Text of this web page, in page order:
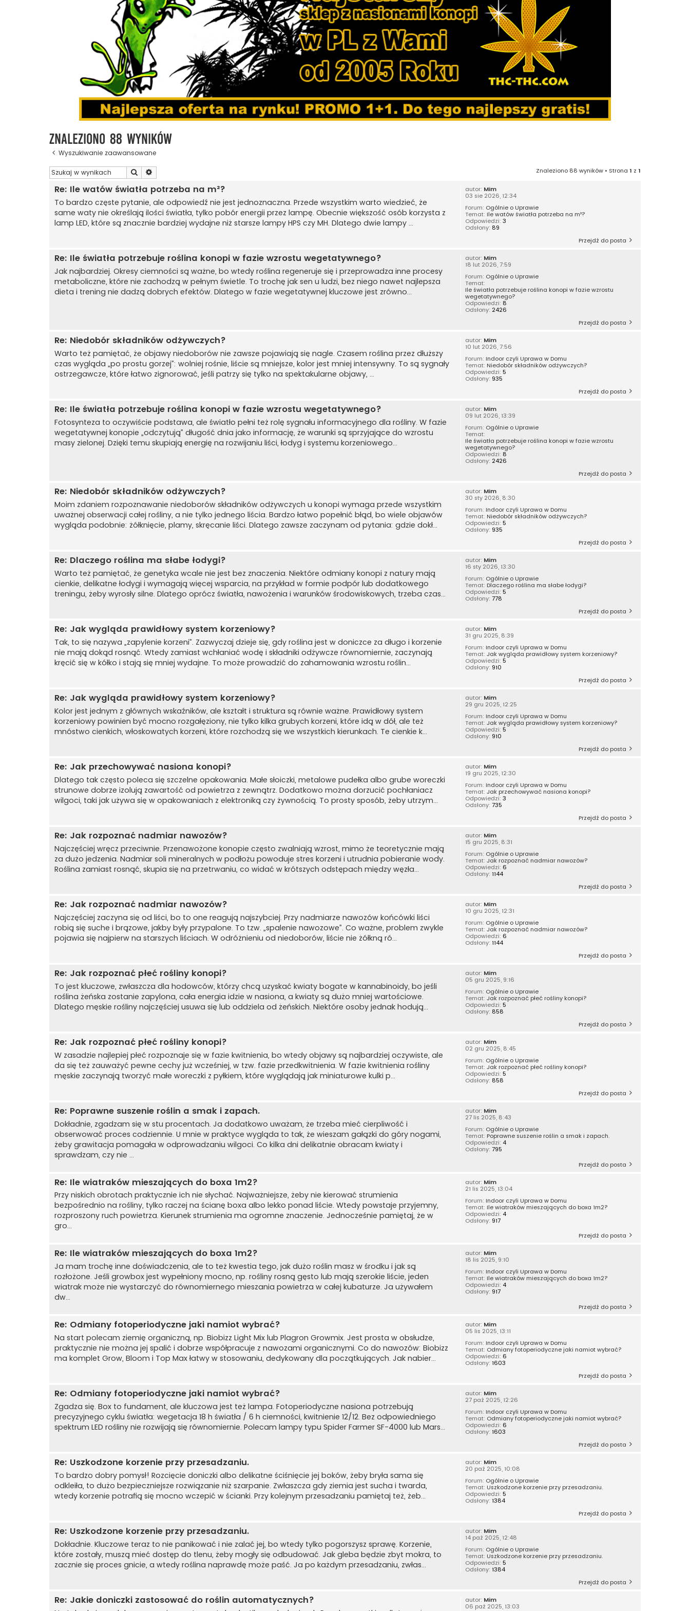
Znaleziono 88 wyników
Wyszukiwanie zaawansowane
Szukaj Znaleziono 88 wyników • Strona 1 z 1
autor: Mim
03 sie 2026, 12:34
Forum: Ogólnie o Uprawie
Temat: Ile watów światła potrzeba na m²?
Odpowiedzi:3
Odsłony: 89
Re: Ile watów światła potrzeba na m²?
To bardzo częste pytanie, ale odpowiedź nie jest jednoznaczna. Przede wszystkim warto wiedzieć, że
same waty nie określają ilości światła, tylko pobór energii przez lampę. Obecnie większość osób korzysta z
lamp LED, które są znacznie bardziej wydajne niż starsze lampy HPS czy MH. Dlatego dwie lampy ...
Przejdź do posta
autor: Mim
18 lut 2026, 7:59
Forum: Ogólnie o Uprawie
Temat:
Ile światła potrzebuje roślina konopi w fazie wzrostu
wegetatywnego?
Odpowiedzi: 8
Odsłony: 2426
Re: Ile światła potrzebuje roślina konopi w fazie wzrostu wegetatywnego?
Jak najbardziej. Okresy ciemności są ważne, bo wtedy roślina regeneruje się i przeprowadza inne procesy
metaboliczne, które nie zachodzą w pełnym świetle. To trochę jak sen u ludzi, bez niego nawet najlepsza
dieta i trening nie dadzą dobrych efektów. Dlatego w fazie wegetatywnej kluczowe jest zrówno...
Przejdź do posta
autor: Mim
10 lut 2026, 7:56
Forum: Indoor czyli Uprawa w Domu
Temat: Niedobór składników odżywczych?
Odpowiedzi:5
Odsłony: 935
Re: Niedobór składników odżywczych?
Warto też pamiętać, że objawy niedoborów nie zawsze pojawiają się nagle. Czasem roślina przez dłuższy
czas wygląda „po prostu gorzej”: wolniej rośnie, liście są mniejsze, kolor jest mniej intensywny. To są sygnały
ostrzegawcze, które łatwo zignorować, jeśli patrzy się tylko na spektakularne objawy, ...
Przejdź do posta
autor: Mim
09 lut 2026, 13:39
Forum: Ogólnie o Uprawie
Temat:
Ile światła potrzebuje roślina konopi w fazie wzrostu
wegetatywnego?
Odpowiedzi: 8
Odsłony: 2426
Re: Ile światła potrzebuje roślina konopi w fazie wzrostu wegetatywnego?
Fotosynteza to oczywiście podstawa, ale światło pełni też rolę sygnału informacyjnego dla rośliny. W fazie
wegetatywnej konopie „odczytują” długość dnia jako informację, że warunki są sprzyjające do wzrostu
masy zielonej. Dzięki temu skupiają energię na rozwijaniu liści, łodyg i systemu korzeniowego...
Przejdź do posta
autor: Mim
30 sty 2026, 8:30
Forum: Indoor czyli Uprawa w Domu
Temat: Niedobór składników odżywczych?
Odpowiedzi:5
Odsłony: 935
Re: Niedobór składników odżywczych?
Moim zdaniem rozpoznawanie niedoborów składników odżywczych u konopi wymaga przede wszystkim
uważnej obserwacji całej rośliny, a nie tylko jednego liścia. Bardzo łatwo popełnić błąd, bo wiele objawów
wygląda podobnie: żółknięcie, plamy, skręcanie liści. Dlatego zawsze zaczynam od pytania: gdzie dokł...
Przejdź do posta
autor: Mim
16 sty 2026, 13:30
Forum: Ogólnie o Uprawie
Temat: Dlaczego roślina ma słabe łodygi?
Odpowiedzi:5
Odsłony:778
Re: Dlaczego roślina ma słabe łodygi?
Warto też pamiętać, że genetyka wcale nie jest bez znaczenia. Niektóre odmiany konopi z natury mają
cienkie, delikatne łodygi i wymagają więcej wsparcia, na przykład w formie podpór lub dodatkowego
treningu, żeby wyrosły silne. Dlatego oprócz światła, nawożenia i warunków środowiskowych, trzeba czas...
Przejdź do posta
autor: Mim
31 gru 2025, 8:39
Forum: Indoor czyli Uprawa w Domu
Temat:Jak wygląda prawidłowy system korzeniowy?
Odpowiedzi:5
Odsłony: 910
Re: Jak wygląda prawidłowy system korzeniowy?
Tak, to się nazywa „zapylenie korzeni”. Zazwyczaj dzieje się, gdy roślina jest w doniczce za długo i korzenie
nie mają dokąd rosnąć. Wtedy zamiast wchłaniać wodę i składniki odżywcze równomiernie, zaczynają
kręcić się w kółko i stają się mniej wydajne. To może prowadzić do zahamowania wzrostu roślin...
Przejdź do posta
autor: Mim
29 gru 2025, 12:25
Forum: Indoor czyli Uprawa w Domu
Temat:Jak wygląda prawidłowy system korzeniowy?
Odpowiedzi:5
Odsłony: 910
Re: Jak wygląda prawidłowy system korzeniowy?
Kolor jest jednym z głównych wskaźników, ale kształt i struktura są równie ważne. Prawidłowy system
korzeniowy powinien być mocno rozgałęziony, nie tylko kilka grubych korzeni, które idą w dół, ale też
mnóstwo cienkich, włoskowatych korzeni, które rozchodzą się we wszystkich kierunkach. Te cienkie k...
Przejdź do posta
autor: Mim
19 gru 2025, 12:30
Forum: Indoor czyli Uprawa w Domu
Temat:Jak przechowywać nasiona konopi?
Odpowiedzi:3
Odsłony:735
Re: Jak przechowywać nasiona konopi?
Dlatego tak często poleca się szczelne opakowania. Małe słoiczki, metalowe pudełka albo grube woreczki
strunowe dobrze izolują zawartość od powietrza z zewnątrz. Dodatkowo można dorzucić pochłaniacz
wilgoci, taki jak używa się w opakowaniach z elektroniką czy żywnością. To prosty sposób, żeby utrzym...
Przejdź do posta
autor: Mim
15 gru 2025, 8:31
Forum: Ogólnie o Uprawie
Temat:Jak rozpoznać nadmiar nawozów?
Odpowiedzi: 6
Odsłony: 1144
Re: Jak rozpoznać nadmiar nawozów?
Najczęściej wręcz przeciwnie. Przenawożone konopie często zwalniają wzrost, mimo że teoretycznie mają
za dużo jedzenia. Nadmiar soli mineralnych w podłożu powoduje stres korzeni i utrudnia pobieranie wody.
Roślina zamiast rosnąć, skupia się na przetrwaniu, co widać w krótszych odstępach między węzła...
Przejdź do posta
autor: Mim
10 gru 2025, 12:31
Forum: Ogólnie o Uprawie
Temat:Jak rozpoznać nadmiar nawozów?
Odpowiedzi: 6
Odsłony: 1144
Re: Jak rozpoznać nadmiar nawozów?
Najczęściej zaczyna się od liści, bo to one reagują najszybciej. Przy nadmiarze nawozów końcówki liści
robią się suche i brązowe, jakby były przypalone. To tzw. „spalenie nawozowe”. Co ważne, problem zwykle
pojawia się najpierw na starszych liściach. W odróżnieniu od niedoborów, liście nie żółkną ró...
Przejdź do posta
autor: Mim
05 gru 2025, 9:16
Forum: Ogólnie o Uprawie
Temat:Jak rozpoznać płeć rośliny konopi?
Odpowiedzi:5
Odsłony: 858
Re: Jak rozpoznać płeć rośliny konopi?
To jest kluczowe, zwłaszcza dla hodowców, którzy chcą uzyskać kwiaty bogate w kannabinoidy, bo jeśli
roślina żeńska zostanie zapylona, cała energia idzie w nasiona, a kwiaty są dużo mniej wartościowe.
Dlatego męskie rośliny najczęściej usuwa się lub oddziela od żeńskich. Niektóre osoby jednak hodują...
Przejdź do posta
autor: Mim
02 gru 2025, 8:45
Forum: Ogólnie o Uprawie
Temat:Jak rozpoznać płeć rośliny konopi?
Odpowiedzi:5
Odsłony: 858
Re: Jak rozpoznać płeć rośliny konopi?
W zasadzie najlepiej płeć rozpoznaje się w fazie kwitnienia, bo wtedy objawy są najbardziej oczywiste, ale
da się też zauważyć pewne cechy już wcześniej, w tzw. fazie przedkwitnienia. W fazie kwitnienia rośliny
męskie zaczynają tworzyć małe woreczki z pyłkiem, które wyglądają jak miniaturowe kulki p...
Przejdź do posta
autor: Mim
27 lis 2025, 8:43
Forum: Ogólnie o Uprawie
Temat: Poprawne suszenie roślin a smak i zapach.
Odpowiedzi: 4
Odsłony:795
Re: Poprawne suszenie roślin a smak i zapach.
Dokładnie, zgadzam się w stu procentach. Ja dodatkowo uważam, że trzeba mieć cierpliwość i
obserwować proces codziennie. U mnie w praktyce wygląda to tak, że wieszam gałązki do góry nogami,
żeby grawitacja pomagała w odprowadzaniu wilgoci. Co kilka dni delikatnie obracam kwiaty i
sprawdzam, czy nie ...
Przejdź do posta
autor: Mim
21 lis 2025, 13:04
Forum: Indoor czyli Uprawa w Domu
Temat: Ile wiatraków mieszających do boxa 1m2?
Odpowiedzi: 4
Odsłony: 917
Re: Ile wiatraków mieszających do boxa 1m2?
Przy niskich obrotach praktycznie ich nie słychać. Najważniejsze, żeby nie kierować strumienia
bezpośrednio na rośliny, tylko raczej na ścianę boxa albo lekko ponad liście. Wtedy powstaje przyjemny,
rozproszony ruch powietrza. Kierunek strumienia ma ogromne znaczenie. Jednocześnie pamiętaj, że w
gro...
Przejdź do posta
autor: Mim
18 lis 2025, 9:10
Forum: Indoor czyli Uprawa w Domu
Temat: Ile wiatraków mieszających do boxa 1m2?
Odpowiedzi: 4
Odsłony: 917
Re: Ile wiatraków mieszających do boxa 1m2?
Ja mam trochę inne doświadczenia, ale to też kwestia tego, jak dużo roślin masz w środku i jak są
rozłożone. Jeśli growbox jest wypełniony mocno, np. rośliny rosną gęsto lub mają szerokie liście, jeden
wiatrak może nie wystarczyć do równomiernego mieszania powietrza w całej kubaturze. Ja używałem
dw...
Przejdź do posta
autor: Mim
05 lis 2025, 13:11
Forum: Indoor czyli Uprawa w Domu
Temat: Odmiany fotoperiodyczne jaki namiot wybrać?
Odpowiedzi: 6
Odsłony: 1603
Re: Odmiany fotoperiodyczne jaki namiot wybrać?
Na start polecam ziemię organiczną, np. Biobizz Light Mix lub Plagron Growmix. Jest prosta w obsłudze,
praktycznie nie można jej spalić i dobrze współpracuje z nawozami organicznymi. Co do nawozów: Biobizz
ma komplet Grow, Bloom i Top Max łatwy w stosowaniu, dedykowany dla początkujących. Jak nabier...
Przejdź do posta
autor: Mim
27 paź 2025, 12:26
Forum: Indoor czyli Uprawa w Domu
Temat: Odmiany fotoperiodyczne jaki namiot wybrać?
Odpowiedzi: 6
Odsłony: 1603
Re: Odmiany fotoperiodyczne jaki namiot wybrać?
Zgadza się. Box to fundament, ale kluczowa jest też lampa. Fotoperiodyczne nasiona potrzebują
precyzyjnego cyklu światła: wegetacja 18 h światła / 6 h ciemności, kwitnienie 12/12. Bez odpowiedniego
spektrum LED rośliny nie rozwijają się równomiernie. Polecam lampy typu Spider Farmer SF-4000 lub Mars...
Przejdź do posta
autor: Mim
20 paź 2025, 10:08
Forum: Ogólnie o Uprawie
Temat: Uszkodzone korzenie przy przesadzaniu.
Odpowiedzi:5
Odsłony: 1384
Re: Uszkodzone korzenie przy przesadzaniu.
To bardzo dobry pomysł! Rozcięcie doniczki albo delikatne ściśnięcie jej boków, żeby bryła sama się
odkleiła, to dużo bezpieczniejsze rozwiązanie niż szarpanie. Zwłaszcza gdy ziemia jest sucha i twarda,
wtedy korzenie potrafią się mocno wczepić w ścianki. Przy kolejnym przesadzaniu pamiętaj też, żeb...
Przejdź do posta
autor: Mim
14 paź 2025, 12:48
Forum: Ogólnie o Uprawie
Temat: Uszkodzone korzenie przy przesadzaniu.
Odpowiedzi:5
Odsłony: 1384
Re: Uszkodzone korzenie przy przesadzaniu.
Dokładnie. Kluczowe teraz to nie panikować i nie zalać jej, bo wtedy tylko pogorszysz sprawę. Korzenie,
które zostały, muszą mieć dostęp do tlenu, żeby mogły się odbudować. Jak gleba będzie zbyt mokra, to
zacznie się proces gnicie, a wtedy roślina naprawdę może paść. Ja po każdym przesadzaniu, zwłas...
Przejdź do posta
autor: Mim
06 paź 2025, 13:03
Re: Jakie doniczki zastosować do roślin automatycznych?